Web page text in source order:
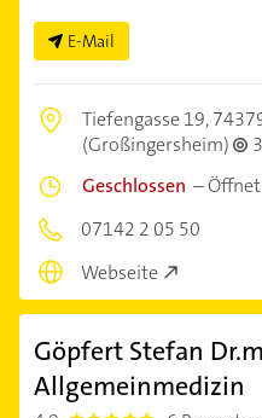
E-Mail
Tiefengasse 19,
(Großingersheim)
Geschlossen –
07142 2 05 50
Webseite
Göpfert Stefan
Allgemeinmedizin